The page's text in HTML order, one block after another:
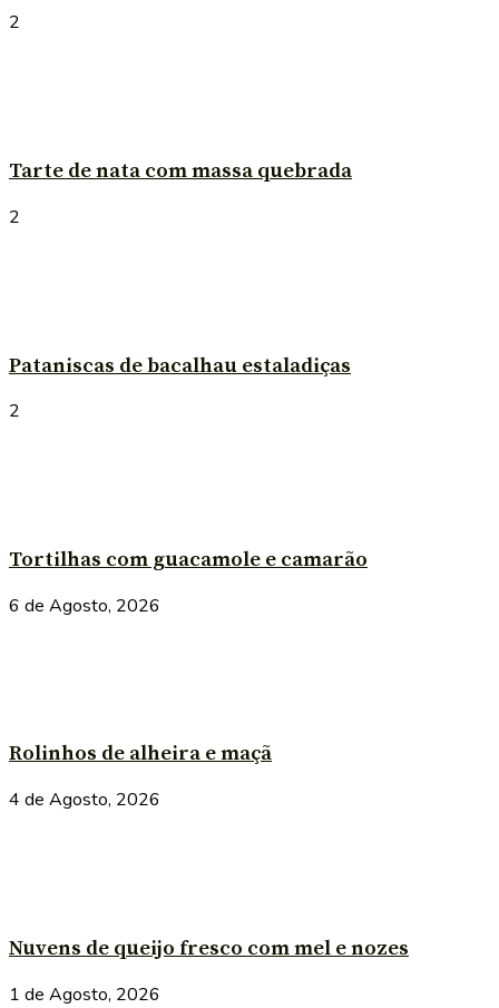
2
Tarte de nata com massa quebrada
2
Pataniscas de bacalhau estaladiças
2
Tortilhas com guacamole e camarão
6 de Agosto, 2026
Rolinhos de alheira e maçã
4 de Agosto, 2026
Nuvens de queijo fresco com mel e nozes
1 de Agosto, 2026